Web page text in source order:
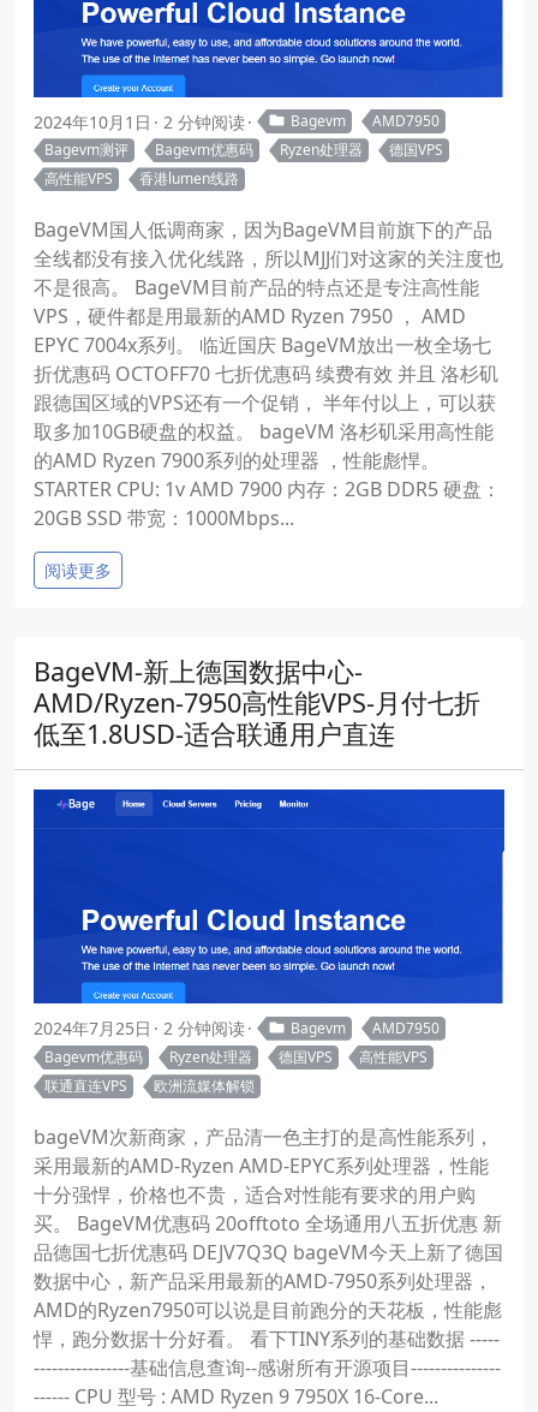
2024年10月1日 2 分钟阅读 Bagevm
AMD7950
Bagevm测评
Bagevm优惠码 Ryzen处理器
德国VPS
高性能VPS
香港lumen线路
BageVM国人低调商家，因为BageVM目前旗下的产品
全线都没有接入优化线路，所以MJJ们对这家的关注度也
不是很高。 BageVM目前产品的特点还是专注高性能
VPS，硬件都是用最新的AMD Ryzen 7950 ， AMD
EPYC 7004x系列。 临近国庆 BageVM放出一枚全场七
折优惠码 OCTOFF70 七折优惠码 续费有效 并且 洛杉矶
跟德国区域的VPS还有一个促销， 半年付以上，可以获
取多加10GB硬盘的权益。 bageVM 洛杉矶采用高性能
的AMD Ryzen 7900系列的处理器 ，性能彪悍。
STARTER CPU: 1v AMD 7900 内存：2GB DDR5 硬盘：
20GB SSD 带宽：1000Mbps...
阅读更多
BageVM-新上德国数据中心-
AMD/Ryzen-7950高性能VPS-月付七折
低至1.8USD-适合联通用户直连
2024年7月25日 2 分钟阅读 Bagevm
AMD7950
Bagevm优惠码
Ryzen处理器 德国VPS
高性能VPS
联通直连VPS
欧洲流媒体解锁
bageVM次新商家，产品清一色主打的是高性能系列，
采用最新的AMD-Ryzen AMD-EPYC系列处理器，性能
十分强悍，价格也不贵，适合对性能有要求的用户购
买。 BageVM优惠码 20offtoto 全场通用八五折优惠 新
品德国七折优惠码 DEJV7Q3Q bageVM今天上新了德国
数据中心，新产品采用最新的AMD-7950系列处理器，
AMD的Ryzen7950可以说是目前跑分的天花板，性能彪
悍，跑分数据十分好看。 看下TINY系列的基础数据 -----
----------------基础信息查询--感谢所有开源项目---------------
------ CPU 型号 : AMD Ryzen 9 7950X 16-Core...